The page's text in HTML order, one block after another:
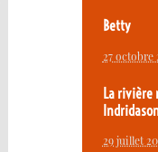
Betty
27 octobre
La
29 juillet